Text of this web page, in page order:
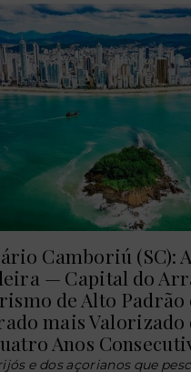
Camboriú (SC):
— Capital do
de Alto
mais
Anos
e dos açorianos que